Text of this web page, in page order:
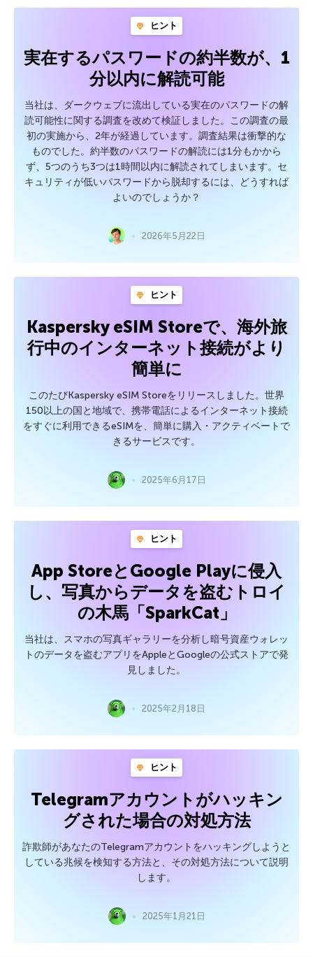
ヒント
実在するパスワードの約半数が、1
分以内に解読可能
当社は、ダークウェブに流出している実在のパスワードの解
読可能性に関する調査を改めて検証しました。この調査の最
初の実施から、2年が経過しています。調査結果は衝撃的な
ものでした。約半数のパスワードの解読には1分もかから
ず、5つのうち3つは1時間以内に解読されてしまいます。セ
キュリティが低いパスワードから脱却するには、どうすれば
よいのでしょうか？
2026年5月22日
ヒント
Kaspersky eSIM Storeで、海外旅
行中のインターネット接続がより
簡単に
このたびKaspersky eSIM Storeをリリースしました。世界
150以上の国と地域で、携帯電話によるインターネット接続
をすぐに利用できるeSIMを、簡単に購入・アクティベートで
きるサービスです。
2025年6月17日
ヒント
App StoreとGoogle Playに侵入
し、写真からデータを盗むトロイ
の木馬「SparkCat」
当社は、スマホの写真ギャラリーを分析し暗号資産ウォレッ
トのデータを盗むアプリをAppleとGoogleの公式ストアで発
見しました。
2025年2月18日
ヒント
Telegramアカウントがハッキン
グされた場合の対処方法
詐欺師があなたのTelegramアカウントをハッキングしようと
している兆候を検知する方法と、その対処方法について説明
します。
2025年1月21日